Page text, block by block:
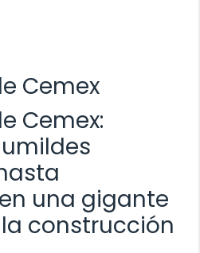
Cemex
Cemex:
una gigante
construcción